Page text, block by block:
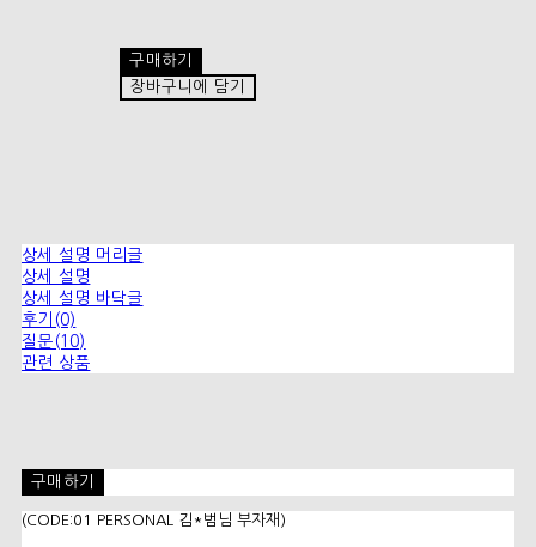
구매하기
장바구니에 담기
상세 설명 머리글
상세 설명
상세 설명 바닥글
후기(0)
질문(10)
관련 상품
구매하기
(CODE:01 PERSONAL 김*범님 부자재)